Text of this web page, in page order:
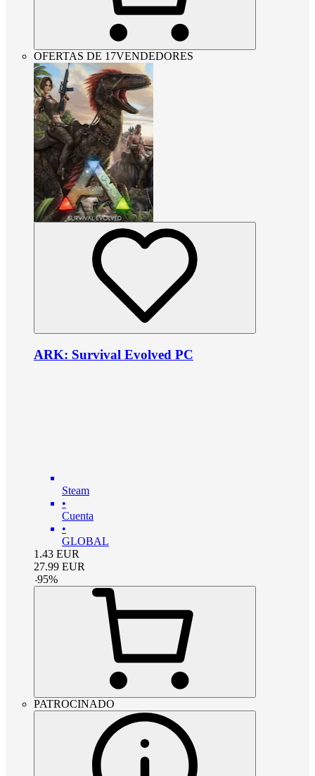
OFERTAS DE 17VENDEDORES
ARK: Survival Evolved PC
Steam
•
Cuenta
•
GLOBAL
1.43 EUR
27.99 EUR
-95%
PATROCINADO